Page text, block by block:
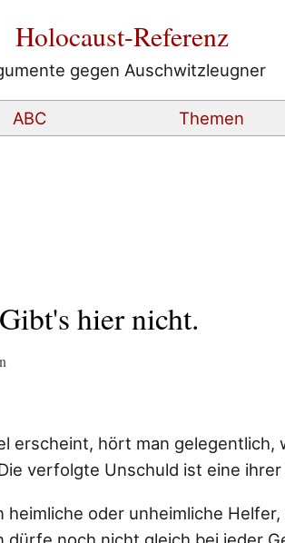
Holocaust-Referenz
gegen Auschwitzleugner
ABC Themen
hier nicht.
erscheint, hört man gelegentlich,
verfolgte Unschuld ist eine ihrer
oder unheimliche